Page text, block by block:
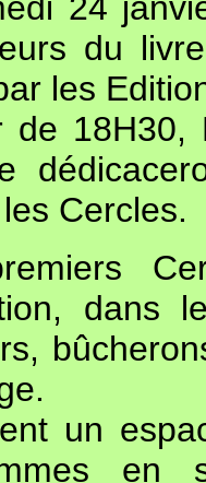
du
les
de 18H30,
Cercles.
dans
un
en